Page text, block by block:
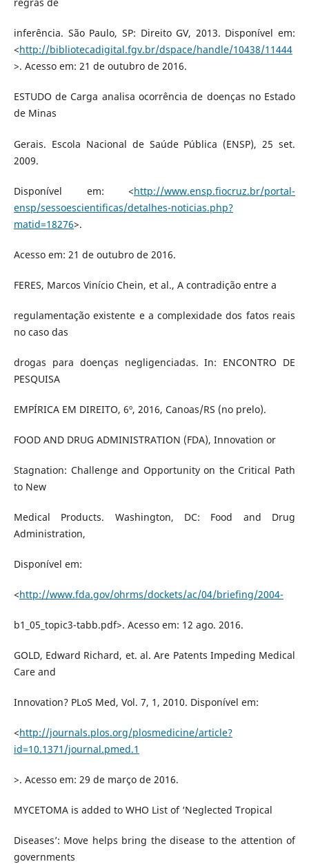
regras de
inferência. São Paulo, SP: Direito GV, 2013. Disponível em:
<http://bibliotecadigital.fgv.br/dspace/handle/10438/11444
>. Acesso em: 21 de outubro de 2016.
ESTUDO de Carga analisa ocorrência de doenças no Estado
de Minas
Gerais. Escola Nacional de Saúde Pública (ENSP), 25 set.
2009.
Disponível em: <http://www.ensp.fiocruz.br/portal-
ensp/sessoescientificas/detalhes-noticias.php?
matid=18276>.
Acesso em: 21 de outubro de 2016.
FERES, Marcos Vinício Chein, et al., A contradição entre a
regulamentação existente e a complexidade dos fatos reais
no caso das
drogas para doenças negligenciadas. In: ENCONTRO DE
PESQUISA
EMPÍRICA EM DIREITO, 6º, 2016, Canoas/RS (no prelo).
FOOD AND DRUG ADMINISTRATION (FDA), Innovation or
Stagnation: Challenge and Opportunity on the Critical Path
to New
Medical Products. Washington, DC: Food and Drug
Administration,
Disponível em:
<http://www.fda.gov/ohrms/dockets/ac/04/briefing/2004-
b1_05_topic3-tabb.pdf>. Acesso em: 12 ago. 2016.
GOLD, Edward Richard, et. al. Are Patents Impeding Medical
Care and
Innovation? PLoS Med, Vol. 7, 1, 2010. Disponível em:
<http://journals.plos.org/plosmedicine/article?
id=10.1371/journal.pmed.1
>. Acesso em: 29 de março de 2016.
MYCETOMA is added to WHO List of ‘Neglected Tropical
Diseases’: Move helps bring the disease to the attention of
governments